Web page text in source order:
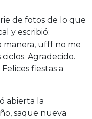
de fotos de lo que
y escribió:
manera, ufff no me
Agradecido.
fiestas a
abierta la
saque nueva